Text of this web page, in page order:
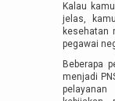
Kalau
jelas,
kesehatan
pegawai
Beberapa
menjadi